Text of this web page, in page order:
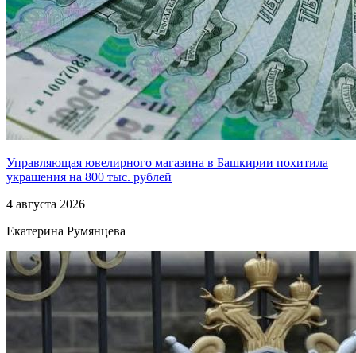
Управляющая ювелирного магазина в Башкирии похитила
украшения на 800 тыс. рублей
4 августа 2026
Екатерина Румянцева